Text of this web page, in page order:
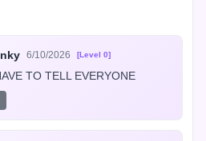
6/10/2026 [Level 0]
TO TELL EVERYONE